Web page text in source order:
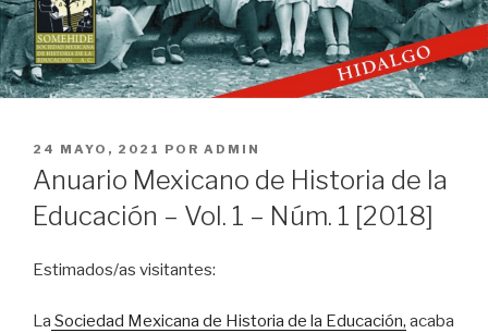
PUBLICADO
EL
24 MAYO, 2021 POR ADMIN
Anuario Mexicano de Historia de la
Educación – Vol. 1 – Núm. 1 [2018]
Estimados/as visitantes:
La Sociedad Mexicana de Historia de la Educación, acaba